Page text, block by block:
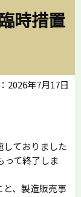
時措置
2026年7月17日
ておりました
って終了しま
、製造販売事